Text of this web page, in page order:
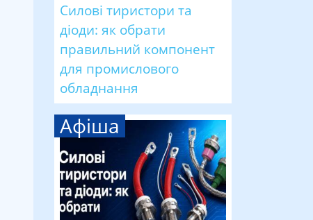
Силові тиристори та
діоди: як обрати
правильний компонент
для промислового
обладнання
Афіша